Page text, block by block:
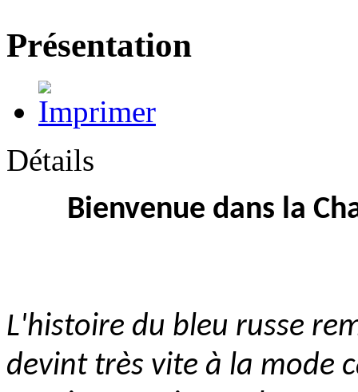
Présentation
Détails
Bienvenue dans la
L'histoire du bleu russe
devint très vite à la mode